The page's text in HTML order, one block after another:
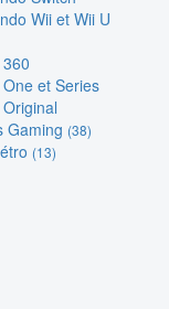
Wii et Wii U
et Series
Gaming (38)
(13)